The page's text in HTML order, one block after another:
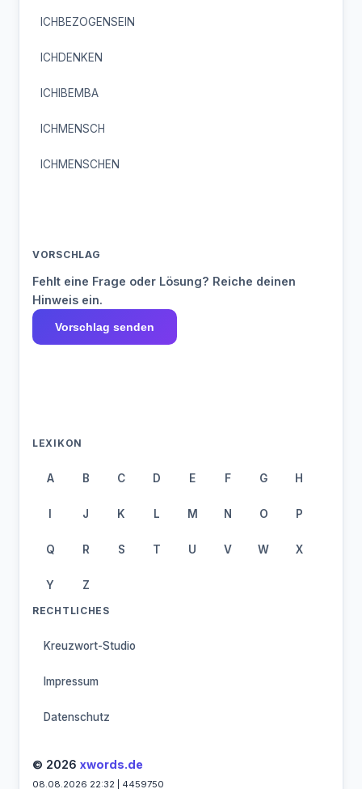
ICHBEZOGENSEIN
ICHDENKEN
ICHIBEMBA
ICHMENSCH
ICHMENSCHEN
VORSCHLAG
Fehlt eine Frage oder Lösung? Reiche deinen
Hinweis ein.
Vorschlag senden
LEXIKON
A B C D E F G H
I J K L M N O P
Q R S T U V W X
Y Z
RECHTLICHES
Kreuzwort-Studio
Impressum
Datenschutz
© 2026 xwords.de
08.08.2026 22:32 | 4459750